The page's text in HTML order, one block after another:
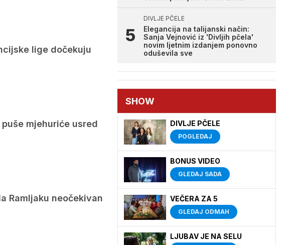
lige dočekuju
mjehuriće usred
Ramljaku neočekivan
DIVLJE PČELE
Elegancija na talijanski način:
Sanja Vejnović iz 'Divljih pčela'
novim ljetnim izdanjem ponovno
oduševila sve
SHOW
DIVLJE PČELE
POGLEDAJ
BONUS VIDEO
GLEDAJ SADA
VEČERA ZA 5
GLEDAJ ODMAH
LJUBAV JE NA SELU